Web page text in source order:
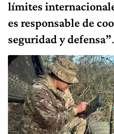
límites
es responsable de
seguridad y defensa”.